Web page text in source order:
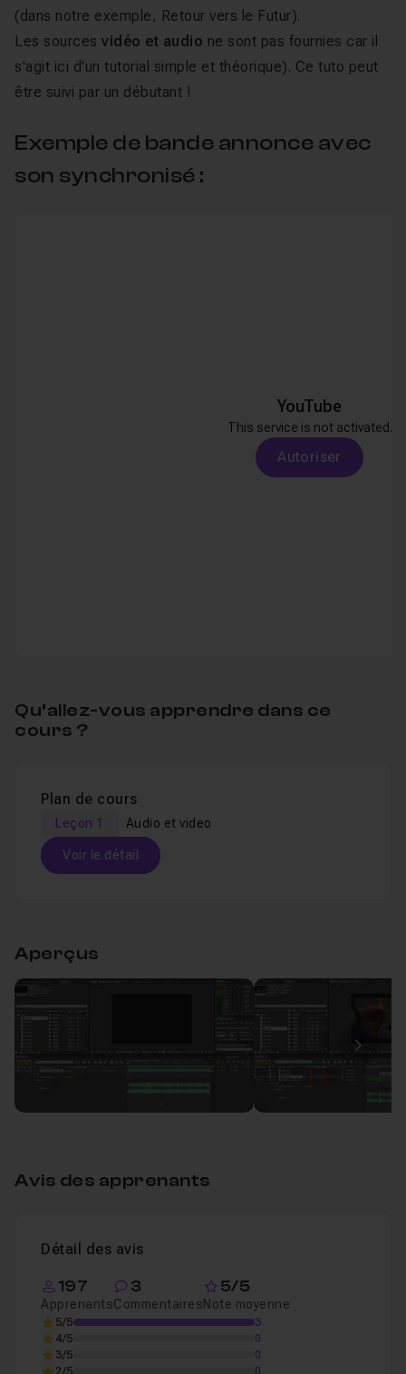
(dans notre exemple, Retour vers le Futur).
Les sources vidéo et audio ne sont pas fournies car il
s'agit ici d'un tutorial simple et théorique). Ce tuto peut
être suivi par un débutant !
Exemple de bande annonce avec
son synchronisé :
YouTube
This service is not activated.
Autoriser
Qu’allez-vous apprendre dans ce
cours ?
Plan de cours
Leçon 1 Audio et video
Voir le détail
Aperçus
Avis des apprenants
Détail des avis
197
Apprenants
3
Commentaires
5/5
Note moyenne
5/5
3
4/5
0
3/5
0
2/5
0